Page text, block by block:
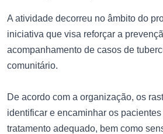
A atividade decorreu no âmbito do
iniciativa que visa reforçar a
acompanhamento de casos de
comunitário.
De acordo com a organização, os
identificar e encaminhar os
tratamento adequado, bem como